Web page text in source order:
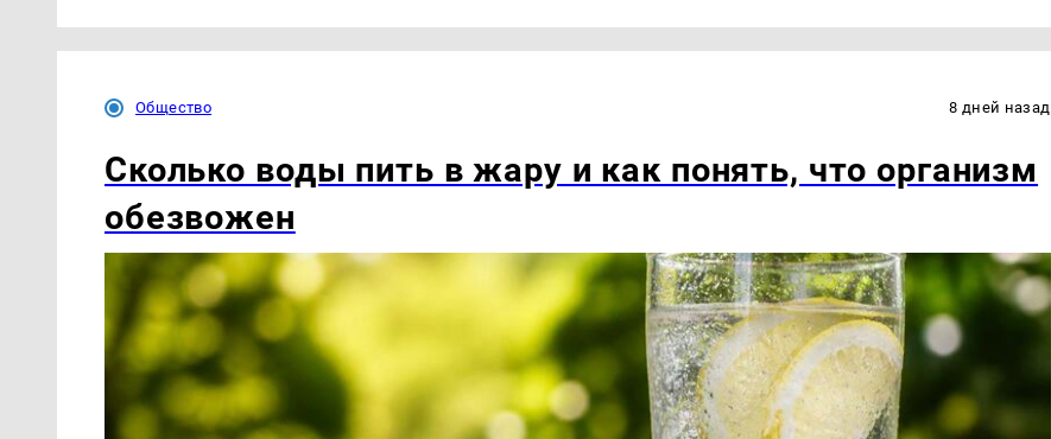
Общество 8 дней назад
Сколько воды пить в жару и как понять, что организм
обезвожен